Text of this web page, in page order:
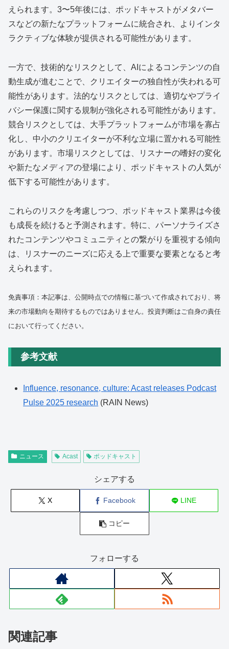
えられます。3〜5年後には、ポッドキャストがメタバー
スなどの新たなプラットフォームに統合され、よりインタ
ラクティブな体験が提供される可能性があります。
一方で、技術的なリスクとして、AIによるコンテンツの自
動生成が進むことで、クリエイターの独自性が失われる可
能性があります。法的なリスクとしては、適切なやプライ
バシー保護に関する規制が強化される可能性があります。
競合リスクとしては、大手プラットフォームが市場を寡占
化し、中小のクリエイターが不利な立場に置かれる可能性
があります。市場リスクとしては、リスナーの嗜好の変化
や新たなメディアの登場により、ポッドキャストの人気が
低下する可能性があります。
これらのリスクを考慮しつつ、ポッドキャスト業界は今後
も成長を続けると予測されます。特に、パーソナライズさ
れたコンテンツやコミュニティとの繋がりを重視する傾向
は、リスナーのニーズに応える上で重要な要素となると考
えられます。
免責事項：本記事は、公開時点での情報に基づいて作成されており、将
来の市場動向を期待するものではありません。投資判断はご自身の責任
において行ってください。
参考文献
Influence, resonance, culture: Acast releases Podcast
Pulse 2025 research (RAIN News)
ニュース Acast ポッドキャスト
シェアする
X Facebook LINE
コピー
フォローする
関連記事